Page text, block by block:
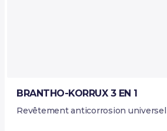
BRANTHO-KORRUX 3 EN 1
Revêtement anticorrosion universel